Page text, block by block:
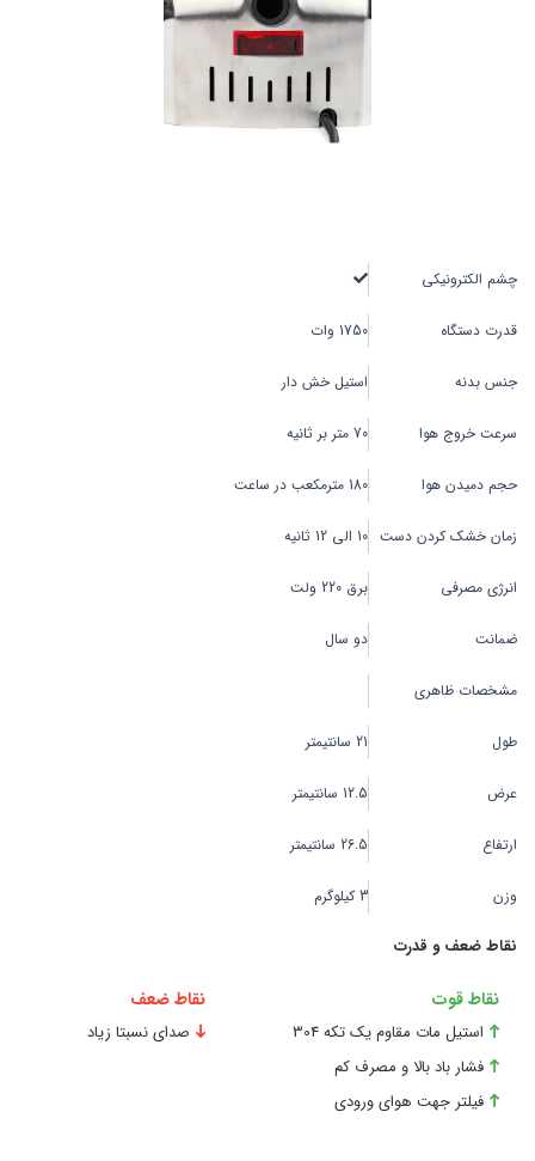
چشم الکترونیکی
قدرت دستگاه 1750 وات
جنس بدنه استیل خش دار
سرعت خروج هوا 70 متر بر ثانیه
حجم دمیدن هوا 180 مترمکعب در ساعت
زمان خشک کردن دست 10 الی 12 ثانیه
انرژی مصرفی برق 220 ولت
ضمانت دو سال
مشخصات ظاهری
طول 21 سانتیمتر
عرض 12.5 سانتیمتر
ارتفاع 26.5 سانتیمتر
وزن 3 کیلوگرم
نقاط ضعف و قدرت
نقاط قوت
استیل مات مقاوم یک تکه 304
فشار باد بالا و مصرف کم
فیلتر جهت هوای ورودی
نقاط ضعف
صدای نسبتا زیاد